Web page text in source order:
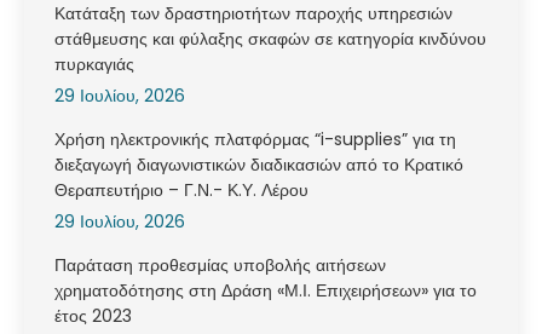
Κατάταξη των δραστηριοτήτων παροχής υπηρεσιών
στάθμευσης και φύλαξης σκαφών σε κατηγορία κινδύνου
πυρκαγιάς
29 Ιουλίου, 2026
Χρήση ηλεκτρονικής πλατφόρμας “i-supplies” για τη
διεξαγωγή διαγωνιστικών διαδικασιών από το Κρατικό
Θεραπευτήριο – Γ.Ν.- Κ.Υ. Λέρου
29 Ιουλίου, 2026
Παράταση προθεσμίας υποβολής αιτήσεων
χρηματοδότησης στη Δράση «Μ.Ι. Επιχειρήσεων» για το
έτος 2023